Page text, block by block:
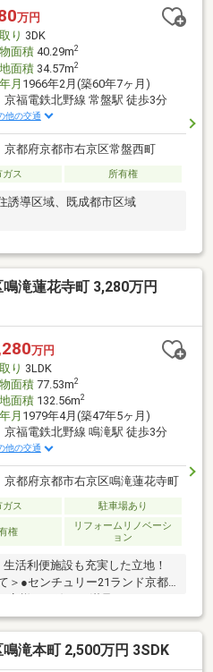
万円
り 3DK
面積40.29m2
面積34.57m2
月 1966年2月(築60年7ヶ月)
京福電鉄北野線 常盤駅 徒歩3分
他の交通
京都府京都市右京区常盤西町
ガス 所有権
誘導区域、既成都市区域
滝蓮花寺町 3,280万円
万円
り 3LDK
面積77.53m2
面積132.56m2
月 1979年4月(築47年5ヶ月)
京福電鉄北野線 鳴滝駅 徒歩3分
他の交通
京都府京都市右京区鳴滝蓮花寺町
ガス 駐車場あり
権
リフォームリノベーシ
ョン
活利便施設も充実した立地！
＞●センチュリー21ランド京都
●購入・売却・ローンのご相談
相談下さいませ！●リフォーム
鴨東線 「出町柳」駅 徒歩約6
川」駅 徒歩約10分○営業時間：
滝本町 2,500万円 3SDK